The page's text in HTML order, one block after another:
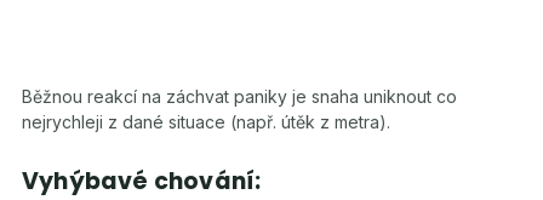
Běžnou reakcí na záchvat paniky je snaha uniknout co
nejrychleji z dané situace (např. útěk z metra).
Vyhýbavé chování: